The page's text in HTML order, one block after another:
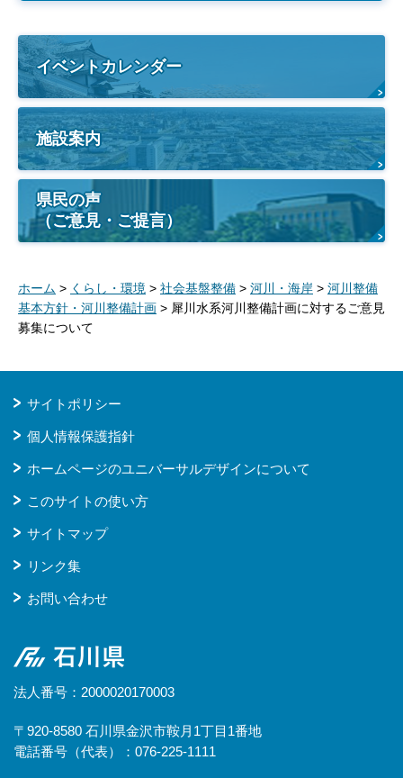
イベントカレンダー
施設案内
県民の声
（ご意見・ご提言）
ホーム > くらし・環境 > 社会基盤整備 > 河川・海岸 > 河川整備
基本方針・河川整備計画 > 犀川水系河川整備計画に対するご意見
募集について
サイトポリシー
個人情報保護指針
ホームページのユニバーサルデザインについて
このサイトの使い方
サイトマップ
リンク集
お問い合わせ
石川県
法人番号：2000020170003
〒920-8580 石川県金沢市鞍月1丁目1番地
電話番号（代表）：076-225-1111